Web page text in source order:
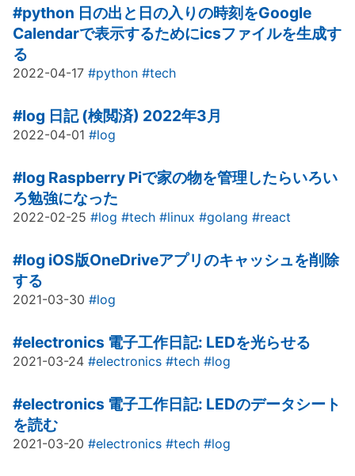
#python 日の出と日の入りの時刻をGoogle
Calendarで表示するためにicsファイルを生成す
る
2022-04-17 #python #tech
#log 日記 (検閲済) 2022年3月
2022-04-01 #log
#log Raspberry Piで家の物を管理したらいろい
ろ勉強になった
2022-02-25 #log #tech #linux #golang #react
#log iOS版OneDriveアプリのキャッシュを削除
する
2021-03-30 #log
#electronics 電子工作日記: LEDを光らせる
2021-03-24 #electronics #tech #log
#electronics 電子工作日記: LEDのデータシート
を読む
2021-03-20 #electronics #tech #log